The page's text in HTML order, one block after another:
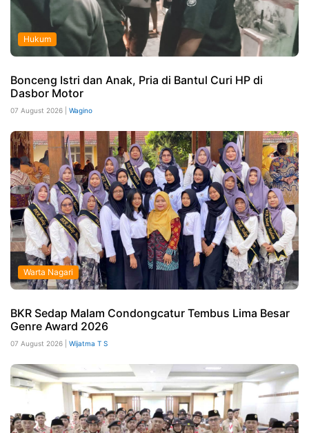
Hukum
Bonceng Istri dan Anak, Pria di Bantul Curi HP di
Dasbor Motor
07 August 2026 | Wagino
Warta Nagari
BKR Sedap Malam Condongcatur Tembus Lima Besar
Genre Award 2026
07 August 2026 | Wijatma T S